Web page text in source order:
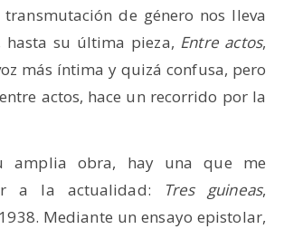
transmutación de género nos lleva
hasta su última pieza, Entre actos,
más íntima y quizá confusa, pero
actos, hace un recorrido por la
amplia obra, hay una que me
a la actualidad:
Tres guineas,
Mediante un ensayo epistolar,